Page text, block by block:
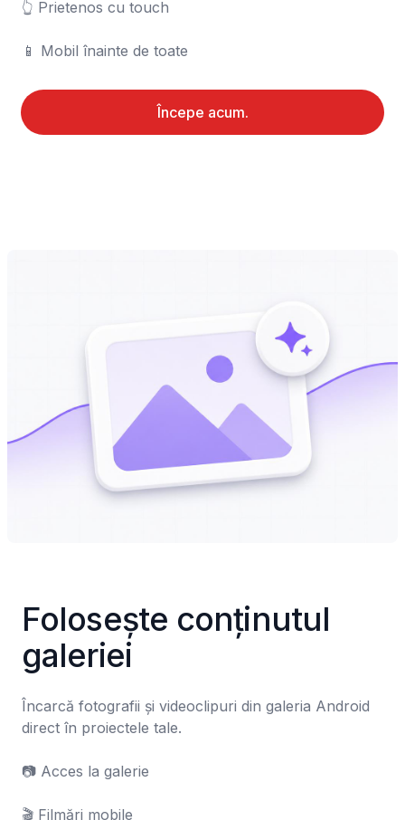
👆 Prietenos cu touch
📱 Mobil înainte de toate
Începe acum.
Folosește conținutul
galeriei
Încarcă fotografii și videoclipuri din galeria Android
direct în proiectele tale.
📷 Acces la galerie
🎬 Filmări mobile